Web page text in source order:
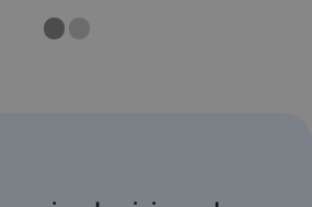
One
Current Slide
Two